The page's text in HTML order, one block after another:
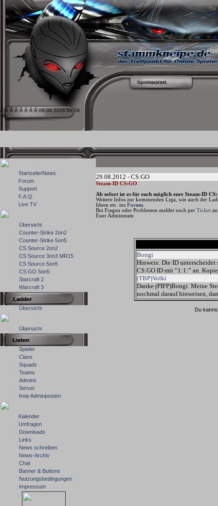
Â Â Â Â Â Â Â Â 09.08.2026 09:59
Uhr
Startseite/News
Forum
Support
F.A.Q.
Live TV
Übersicht
Counter-Strike 2on2
Counter-Strike 5on5
CS Source 2on2
CS Source 3on3 MR15
CS Source 5on5
CS GO 5on5
Starcraft 2
Warcraft 3
Übersicht
Übersicht
Spieler
Clans
Squads
Teams
Admins
Server
freie Adminposten
Kalender
Umfragen
Downloads
Links
News schreiben
News-Archiv
Chat
Banner & Buttons
Nutzungsbedingungen
Impressum
29.08.2012 - CS:GO
Steam-ID CS:GO
Ab sofort ist es für euch möglich eure Steam-ID
Weitere Infos zur kommenden Liga, wie auch der
Ideen etc. ins Forum
Bei Fragen oder Problemen meldet euch per Ticket
Euer Adminteam
Bongi
Hinweis: Die ID unterscheidet
CS:GO ID mit “1:1:” an.
(TBP)Volki
Danke (PIFP)Bongi. Meine
nochmal darauf hinweisen,
Du